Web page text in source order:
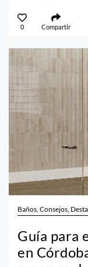
0 Compartir
Baños, Consejos,
Guía para
en